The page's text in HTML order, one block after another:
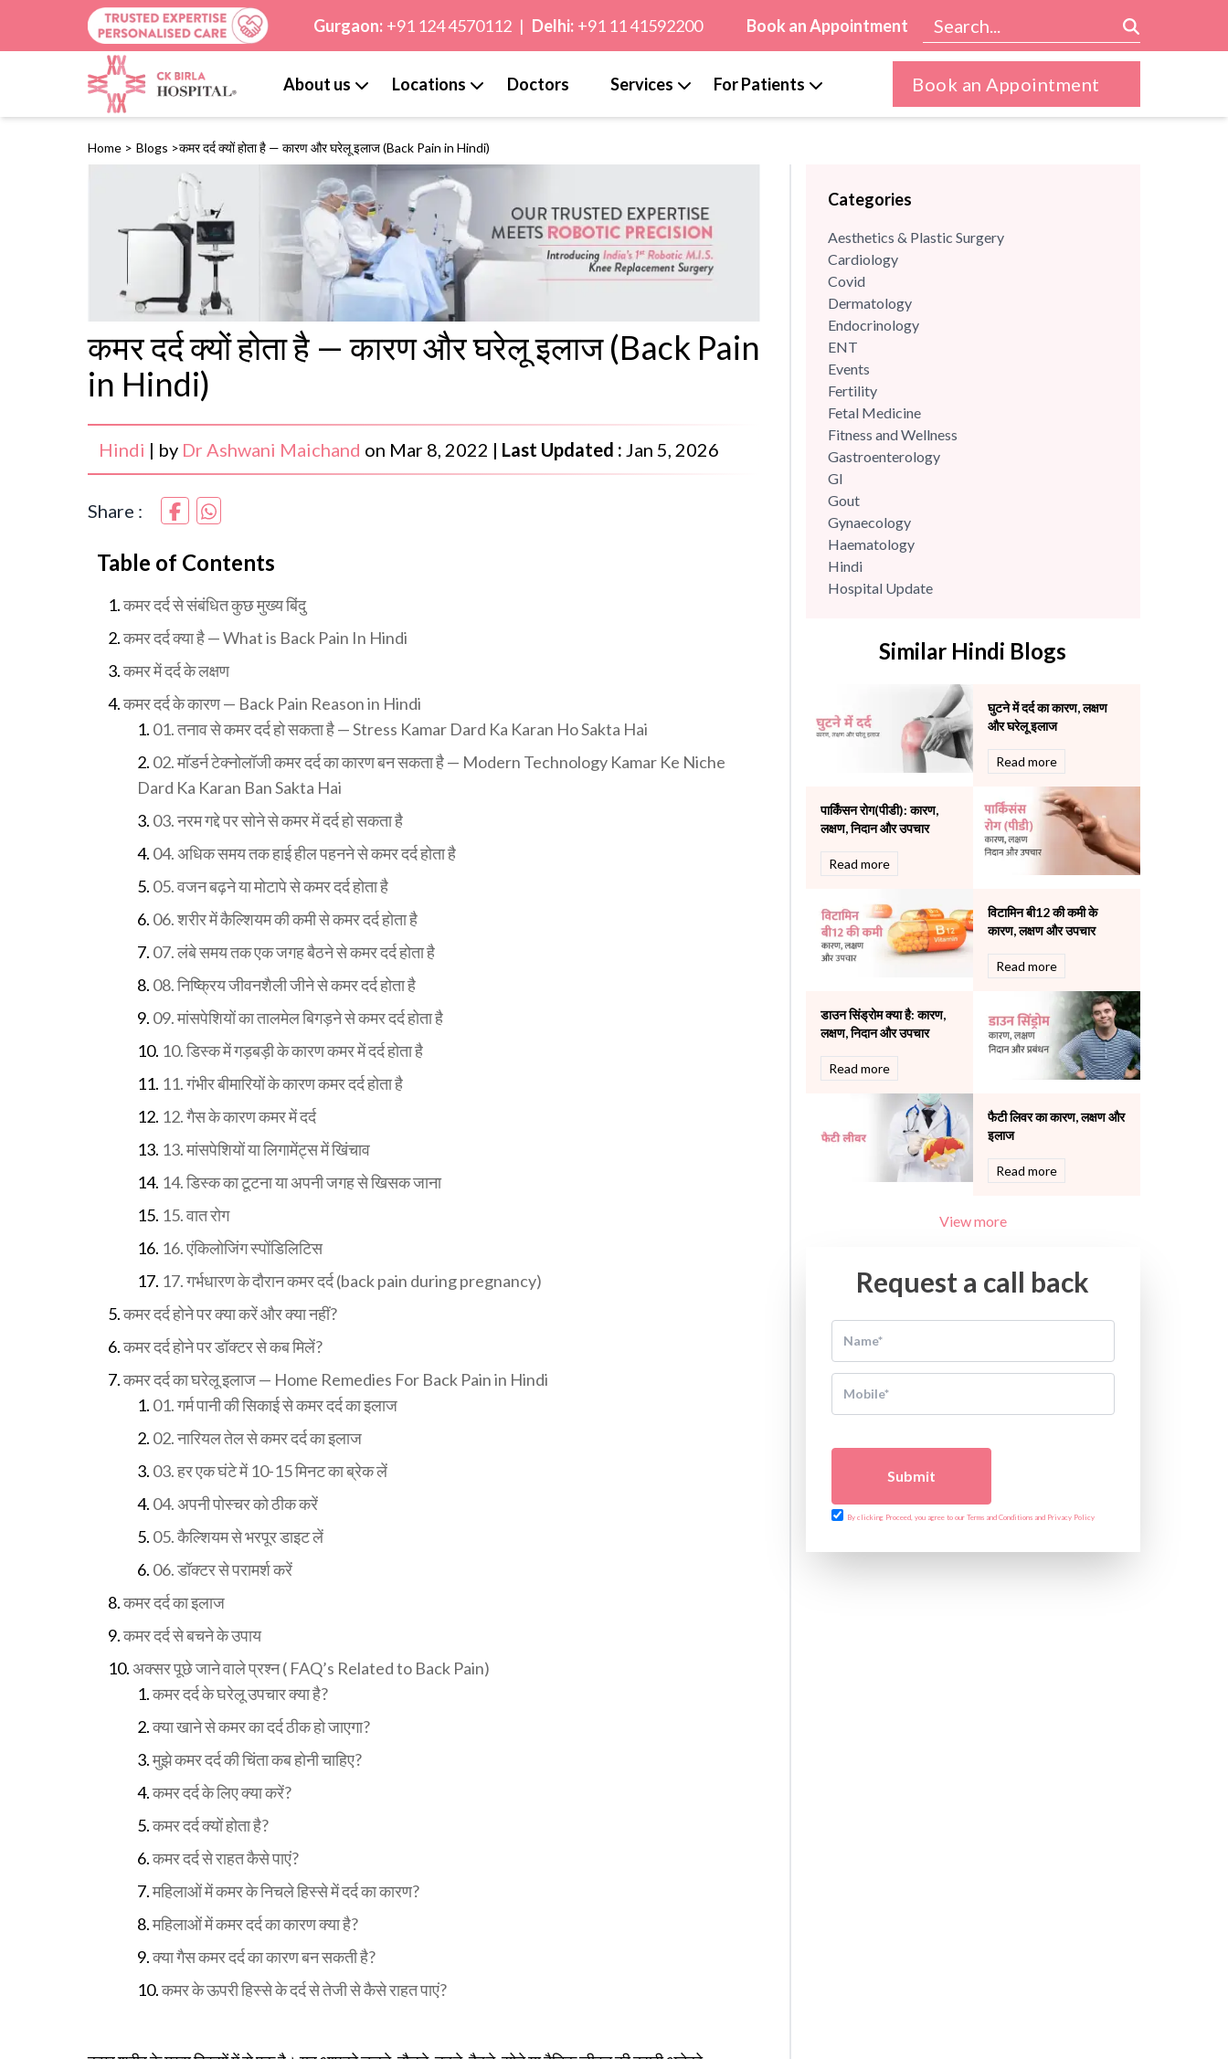
Gurgaon: +91 124 4570112 | Delhi: +91 11 41592200 Book an Appointment
About us Locations Doctors Services For Patients Book an Appointment
Home > Blogs >कमर दर्द क्यों होता है — कारण और घरेलू इलाज (Back Pain in Hindi)
कमर दर्द क्यों होता है — कारण और घरेलू इलाज (Back Pain
in Hindi)
Hindi | by Dr Ashwani Maichand on Mar 8, 2022 | Last Updated : Jan 5, 2026
Share :
Table of Contents
कमर दर्द से संबंधित कुछ मुख्य बिंदु
कमर दर्द क्या है — What is Back Pain In Hindi
कमर में दर्द के लक्षण
कमर दर्द के कारण — Back Pain Reason in Hindi
01. तनाव से कमर दर्द हो सकता है — Stress Kamar Dard Ka Karan Ho Sakta Hai
02. मॉडर्न टेक्नोलॉजी कमर दर्द का कारण बन सकता है — Modern Technology Kamar Ke Niche
Dard Ka Karan Ban Sakta Hai
03. नरम गद्दे पर सोने से कमर में दर्द हो सकता है
04. अधिक समय तक हाई हील पहनने से कमर दर्द होता है
05. वजन बढ़ने या मोटापे से कमर दर्द होता है
06. शरीर में कैल्शियम की कमी से कमर दर्द होता है
07. लंबे समय तक एक जगह बैठने से कमर दर्द होता है
08. निष्क्रिय जीवनशैली जीने से कमर दर्द होता है
09. मांसपेशियों का तालमेल बिगड़ने से कमर दर्द होता है
10. डिस्क में गड़बड़ी के कारण कमर में दर्द होता है
11. गंभीर बीमारियों के कारण कमर दर्द होता है
12. गैस के कारण कमर में दर्द
13. मांसपेशियों या लिगामेंट्स में खिंचाव
14. डिस्क का टूटना या अपनी जगह से खिसक जाना
15. वात रोग
16. एंकिलोजिंग स्पोंडिलिटिस
17. गर्भधारण के दौरान कमर दर्द (back pain during pregnancy)
कमर दर्द होने पर क्या करें और क्या नहीं?
कमर दर्द होने पर डॉक्टर से कब मिलें?
कमर दर्द का घरेलू इलाज — Home Remedies For Back Pain in Hindi
01. गर्म पानी की सिकाई से कमर दर्द का इलाज
02. नारियल तेल से कमर दर्द का इलाज
03. हर एक घंटे में 10-15 मिनट का ब्रेक लें
04. अपनी पोस्चर को ठीक करें
05. कैल्शियम से भरपूर डाइट लें
06. डॉक्टर से परामर्श करें
कमर दर्द का इलाज
कमर दर्द से बचने के उपाय
अक्सर पूछे जाने वाले प्रश्न ( FAQ’s Related to Back Pain)
कमर दर्द के घरेलू उपचार क्या है?
क्या खाने से कमर का दर्द ठीक हो जाएगा?
मुझे कमर दर्द की चिंता कब होनी चाहिए?
कमर दर्द के लिए क्या करें?
कमर दर्द क्यों होता है?
कमर दर्द से राहत कैसे पाएं?
महिलाओं में कमर के निचले हिस्से में दर्द का कारण?
महिलाओं में कमर दर्द का कारण क्या है?
क्या गैस कमर दर्द का कारण बन सकती है?
कमर के ऊपरी हिस्से के दर्द से तेजी से कैसे राहत पाएं?
Categories
Aesthetics & Plastic Surgery
Cardiology
Covid
Dermatology
Endocrinology
ENT
Events
Fertility
Fetal Medicine
Fitness and Wellness
Gastroenterology
GI
Gout
Gynaecology
Haematology
Hindi
Hospital Update
Mental Health
Neonatology & Paediatrics
Nephrology & Dialysis
Neurology
Other Services
Pulmonology
Rheumatology
Robotic Precision
The Breast Centre
The Oncology Centre
Urology
Water Birthing
Women Wellness
Similar Hindi Blogs
घुटने में दर्द का कारण, लक्षण
और घरेलू इलाज
Read more
पार्किंसन रोग(पीडी): कारण,
लक्षण, निदान और उपचार
Read more
विटामिन बी12 की कमी के
कारण, लक्षण और उपचार
Read more
डाउन सिंड्रोम क्या है: कारण,
लक्षण, निदान और उपचार
Read more
फैटी लिवर का कारण, लक्षण और
इलाज
Read more
View more
Request a call back
Submit
By clicking Proceed, you agree to our Terms and Conditions and Privacy Policy